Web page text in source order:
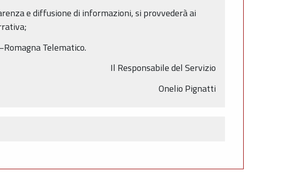
e diffusione di informazioni, si provvederà ai
Telematico.
Il Responsabile del Servizio
Onelio Pignatti